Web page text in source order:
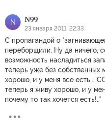
N N99
23 января 2011, 22:33
С пропагандой о
переборщили. Ну да ничего,
возможность насладиться
теперь уже без собственных
хорошо, и у меня все есть..,
теперь я живу хорошо, и у
почему то так хочется есть!.."